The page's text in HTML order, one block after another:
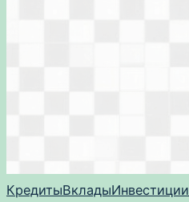
КредитыВкладыИнвестиции